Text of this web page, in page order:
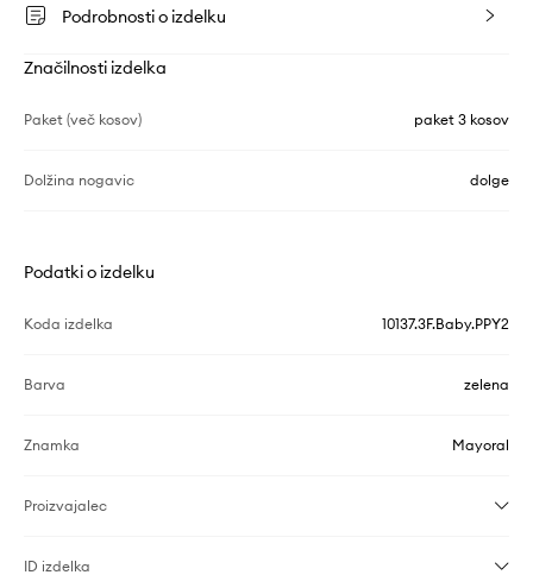
Podrobnosti o izdelku
Značilnosti izdelka
Paket (več kosov) paket 3 kosov
Dolžina nogavic dolge
Podatki o izdelku
Koda izdelka 10137.3F.Baby.PPY2
Barva zelena
Znamka Mayoral
Proizvajalec
ID izdelka